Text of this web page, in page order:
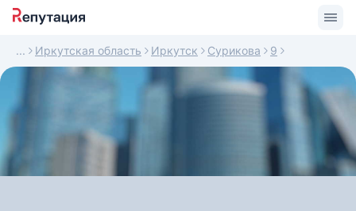
Иркутская область Иркутск Сурикова 9